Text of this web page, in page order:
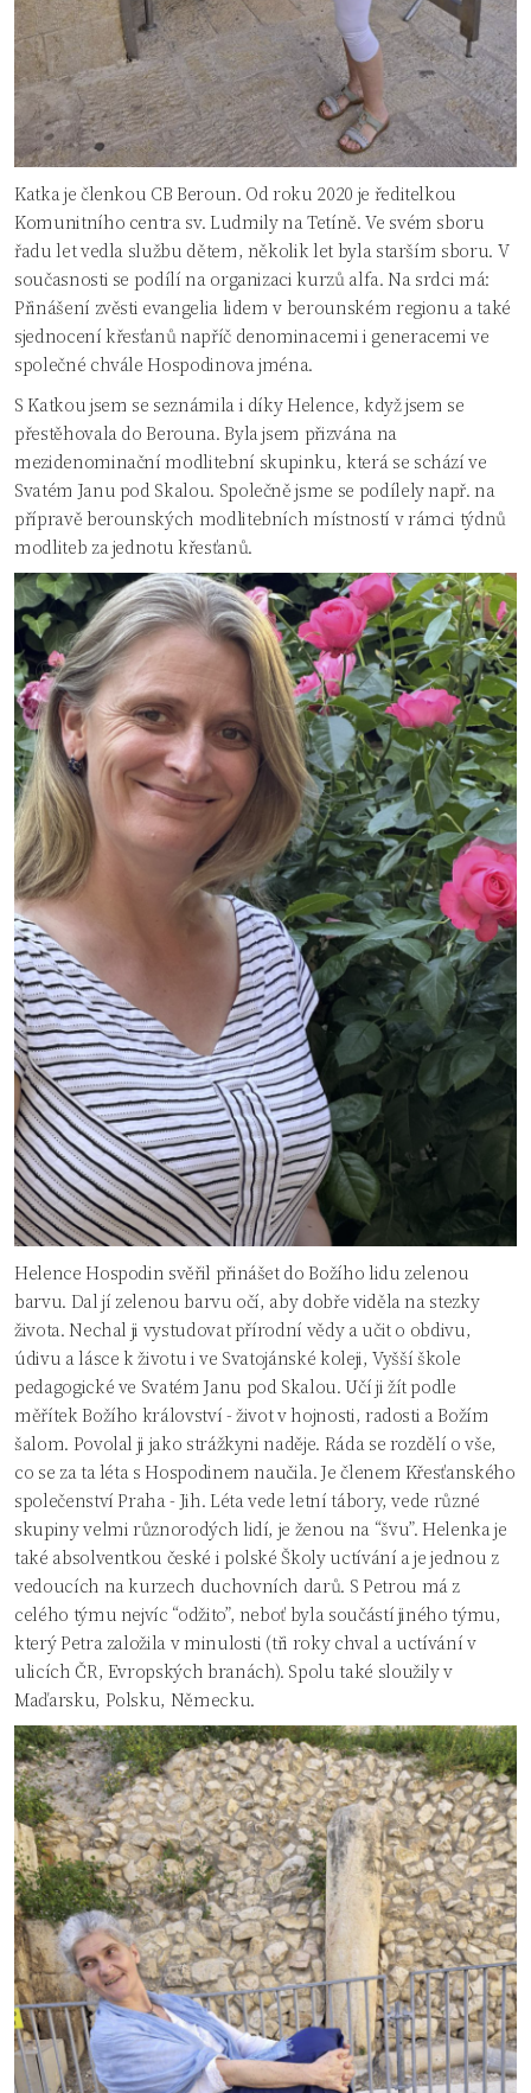
Katka je členkou CB Beroun. Od roku 2020 je ředitelkou
Komunitního centra sv. Ludmily na Tetíně. Ve svém sboru
řadu let vedla službu dětem, několik let byla starším sboru. V
současnosti se podílí na organizaci kurzů alfa. Na srdci má:
Přinášení zvěsti evangelia lidem v berounském regionu a také
sjednocení křesťanů napříč denominacemi i generacemi ve
společné chvále Hospodinova jména.
S Katkou jsem se seznámila i díky Helence, když jsem se
přestěhovala do Berouna. Byla jsem přizvána na
mezidenominační modlitební skupinku, která se schází ve
Svatém Janu pod Skalou. Společně jsme se podílely např. na
přípravě berounských modlitebních místností v rámci týdnů
modliteb za jednotu křesťanů.
Helence Hospodin svěřil přinášet do Božího lidu zelenou
barvu. Dal jí zelenou barvu očí, aby dobře viděla na stezky
života. Nechal ji vystudovat přírodní vědy a učit o obdivu,
údivu a lásce k životu i ve Svatojánské koleji, Vyšší škole
pedagogické ve Svatém Janu pod Skalou. Učí ji žít podle
měřítek Božího království - život v hojnosti, radosti a Božím
šalom. Povolal ji jako strážkyni naděje. Ráda se rozdělí o vše,
co se za ta léta s Hospodinem naučila. Je členem Křesťanského
společenství Praha - Jih. Léta vede letní tábory, vede různé
skupiny velmi různorodých lidí, je ženou na “švu”. Helenka je
také absolventkou české i polské Školy uctívání a je jednou z
vedoucích na kurzech duchovních darů. S Petrou má z
celého týmu nejvíc “odžito”, neboť byla součástí jiného týmu,
který Petra založila v minulosti (tři roky chval a uctívání v
ulicích ČR, Evropských branách). Spolu také sloužily v
Maďarsku, Polsku, Německu.